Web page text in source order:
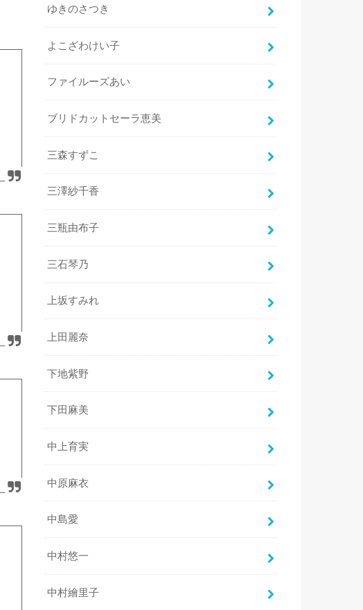
ゆきのさつき
よこざわけい子
ファイルーズあい
ブリドカットセーラ恵美
三森すずこ
三澤紗千香
三瓶由布子
三石琴乃
上坂すみれ
上田麗奈
下地紫野
下田麻美
中上育実
中原麻衣
中島愛
中村悠一
中村繪里子